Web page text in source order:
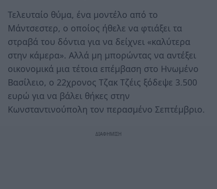
Τελευταίο θύμα, ένα μοντέλο από το
Μάντσεστερ, ο οποίος ήθελε να φτιάξει τα
στραβά του δόντια για να δείχνει «καλύτερα
στην κάμερα». Αλλά μη μπορώντας να αντέξει
οικονομικά μια τέτοια επέμβαση στο Ηνωμένο
Βασίλειο, ο 22χρονος Τζακ Τζέις ξόδεψε 3.500
ευρώ για να βάλει θήκες στην
Κωνσταντινούπολη τον περασμένο Σεπτέμβριο.